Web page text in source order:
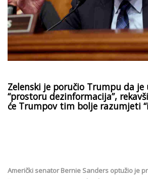
Zelenski je poručio Trumpu da je
“prostoru dezinformacija”,
će Trumpov tim bolje razumjeti
Američki senator Bernie Sanders optužio je